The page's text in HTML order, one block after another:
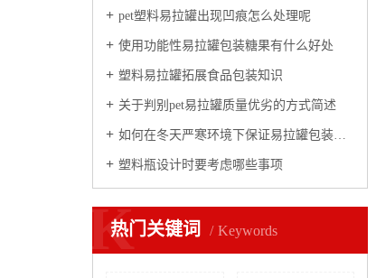
pet塑料易拉罐出现凹痕怎么处理呢
使用功能性易拉罐包装糖果有什么好处
塑料易拉罐拓展食品包装知识
关于判别pet易拉罐质量优劣的方式简述
如何在冬天严寒环境下保证易拉罐包装质量
塑料瓶设计时要考虑哪些事项
热门关键词 Keywords
K